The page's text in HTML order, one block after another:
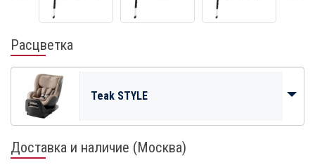
Расцветка
Teak STYLE
Доставка и наличие (Москва)